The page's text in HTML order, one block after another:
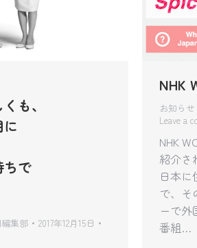
も、
ちで
集部
2017年12月15日
NHK
お知らせ
Leave a
NHK
紹介さ
日本
で、そ
ーで
番組…